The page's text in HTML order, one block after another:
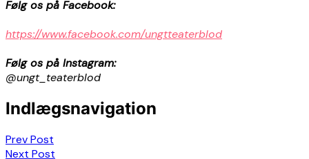
Følg os på Facebook:
https://www.facebook.com/ungtteaterblod
Følg os på Instagram:
@ungt_teaterblod
Indlægsnavigation
Prev Post
Next Post